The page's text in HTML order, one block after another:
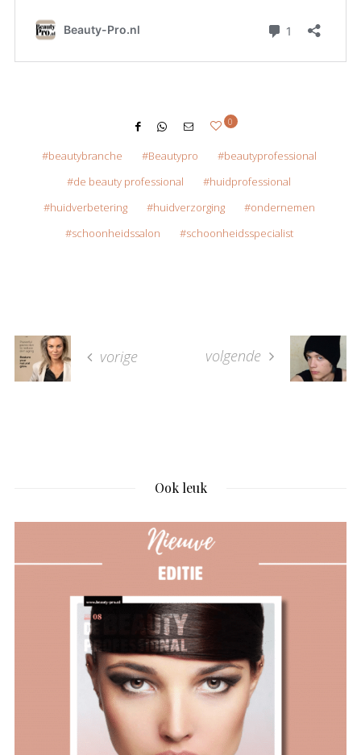
0
beautybranche Beautypro
beautyprofessional
de beauty professional
huidprofessional
huidverbetering
huidverzorging
ondernemen
schoonheidssalon
schoonheidsspecialist
vorige volgende
Ook leuk